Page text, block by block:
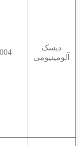
دیسک
آلومینیومی